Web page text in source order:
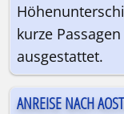
kurze
ausgestattet.
ANREISE NACH